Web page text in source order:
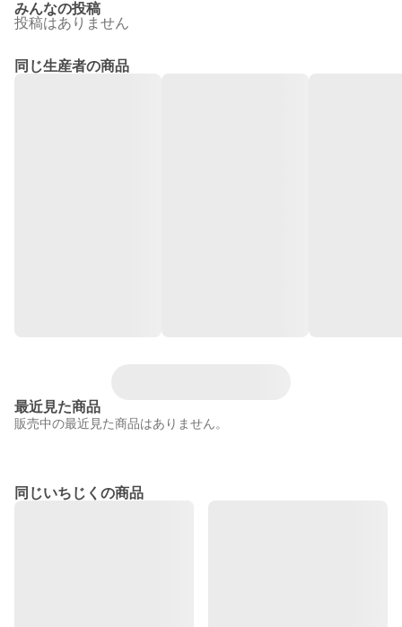
みんなの投稿
投稿はありません
同じ生産者の商品
最近見た商品
販売中の最近見た商品はありません。
同じいちじくの商品